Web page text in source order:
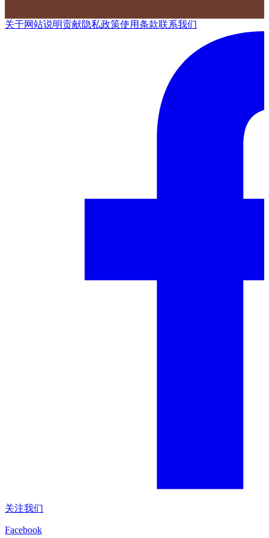
关于网站说明贡献隐私政策使用条款联系我们
关注我们
Facebook